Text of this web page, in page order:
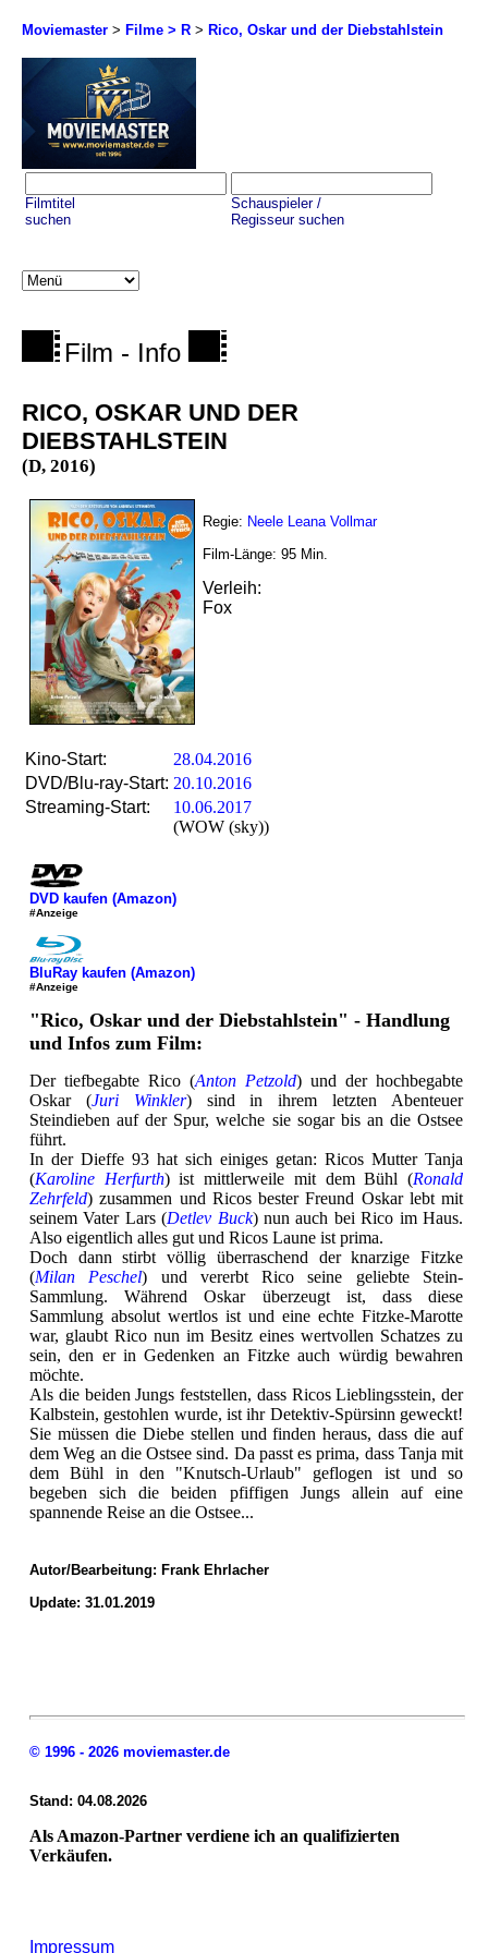
Moviemaster > Filme > R > Rico, Oskar und der Diebstahlstein
Filmtitel
suchen
Schauspieler /
Regisseur suchen
Film - Info
RICO, OSKAR UND DER
DIEBSTAHLSTEIN
(D, 2016)
Regie: Neele Leana Vollmar
Film-Länge: 95 Min.
Verleih:
Fox
Kino-Start:
28.04.2016
DVD/Blu-ray-Start: 20.10.2016
Streaming-Start:
10.06.2017
(WOW (sky))
DVD kaufen (Amazon)
#Anzeige
BluRay kaufen (Amazon)
#Anzeige
"Rico, Oskar und der Diebstahlstein" - Handlung
und Infos zum Film:
Der tiefbegabte Rico (Anton Petzold) und der hochbegabte
Oskar (Juri Winkler) sind in ihrem letzten Abenteuer
Steindieben auf der Spur, welche sie sogar bis an die Ostsee
führt.
In der Dieffe 93 hat sich einiges getan: Ricos Mutter Tanja
(Karoline Herfurth) ist mittlerweile mit dem Bühl (Ronald
Zehrfeld) zusammen und Ricos bester Freund Oskar lebt mit
seinem Vater Lars (Detlev Buck) nun auch bei Rico im Haus.
Also eigentlich alles gut und Ricos Laune ist prima.
Doch dann stirbt völlig überraschend der knarzige Fitzke
(Milan Peschel) und vererbt Rico seine geliebte Stein-
Sammlung. Während Oskar überzeugt ist, dass diese
Sammlung absolut wertlos ist und eine echte Fitzke-Marotte
war, glaubt Rico nun im Besitz eines wertvollen Schatzes zu
sein, den er in Gedenken an Fitzke auch würdig bewahren
möchte.
Als die beiden Jungs feststellen, dass Ricos Lieblingsstein, der
Kalbstein, gestohlen wurde, ist ihr Detektiv-Spürsinn geweckt!
Sie müssen die Diebe stellen und finden heraus, dass die auf
dem Weg an die Ostsee sind. Da passt es prima, dass Tanja mit
dem Bühl in den "Knutsch-Urlaub" geflogen ist und so
begeben sich die beiden pfiffigen Jungs allein auf eine
spannende Reise an die Ostsee...
Autor/Bearbeitung: Frank Ehrlacher
Update: 31.01.2019
© 1996 - 2026 moviemaster.de
Stand: 04.08.2026
Als Amazon-Partner verdiene ich an qualifizierten
Verkäufen.
Impressum